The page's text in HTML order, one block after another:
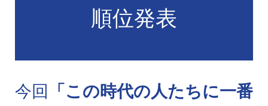
順位発表
今回
「この時代の人たちに一番